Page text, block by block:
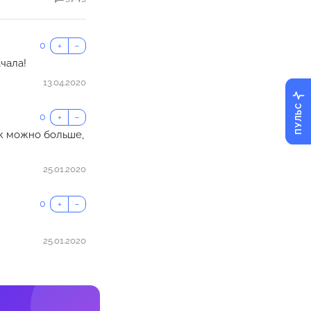
0 + −
13.04.2020
0 + −
можно больше,
25.01.2020
0 + −
25.01.2020
ПУЛЬС